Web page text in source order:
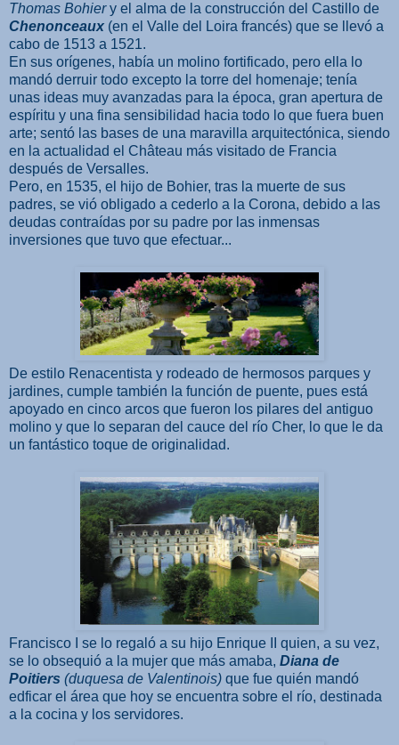
Thomas Bohiery el alma de la construcción del Castillo de
Chenonceaux (en el Valle del Loira francés) que se llevó a
cabo de 1513 a 1521.
En sus orígenes, había un molino fortificado, pero ella lo
mandó derruir todo excepto la torre del homenaje; tenía
unas ideas muy avanzadas para la época, gran apertura de
espíritu y una fina sensibilidad hacia todo lo que fuera buen
arte; sentó las bases de una maravilla arquitectónica, siendo
en la actualidad el Château más visitado de Francia
después de Versalles.
Pero, en 1535, el hijo de Bohier, tras la muerte de sus
padres, se vió obligado a cederlo a la Corona, debido a las
deudas contraídas por su padre por las inmensas
inversiones que tuvo que efectuar...
De estilo Renacentista y rodeado de hermosos parques y
jardines, cumple también la función de puente, pues está
apoyado en cinco arcos que fueron los pilares del antiguo
molino y que lo separan del cauce del río Cher, lo que le da
un fantástico toque de originalidad.
Francisco I se lo regaló a su hijo Enrique II quien, a su vez,
se lo obsequió a la mujer que más amaba, Diana de
Poitiers (duquesa de Valentinois) que fue quién mandó
edficar el área que hoy se encuentra sobre el río, destinada
a la cocina y los servidores.